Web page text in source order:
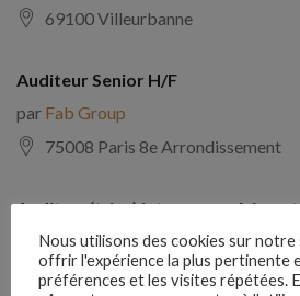
69100 Villeurbanne
Auditeur Senior H/F
par Fab Group
75008 Paris 8e Arrondissement
Auditeur(trice) interne
parComptabilite Emploi
39130 Châtillon
Nous utilisons des cookies sur
offrir l'expérience la plus pertinente
préférences et les visites répétées.